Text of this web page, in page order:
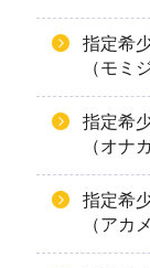
指定希
（モミ
指定希
（オナ
指定希
（アカ